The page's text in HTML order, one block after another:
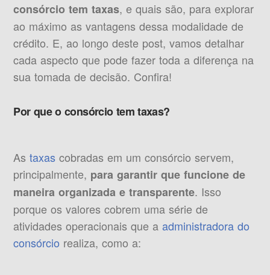
consórcio tem taxas, e quais são, para explorar
ao máximo as vantagens dessa modalidade de
crédito. E, ao longo deste post, vamos detalhar
cada aspecto que pode fazer toda a diferença na
sua tomada de decisão. Confira!
Por que o consórcio tem taxas?
Astaxas cobradas em um consórcio servem,
principalmente, para garantir que funcione de
maneira organizada e transparente. Isso
porque os valores cobrem uma série de
atividades operacionais que aadministradora do
consórcio realiza, como a: